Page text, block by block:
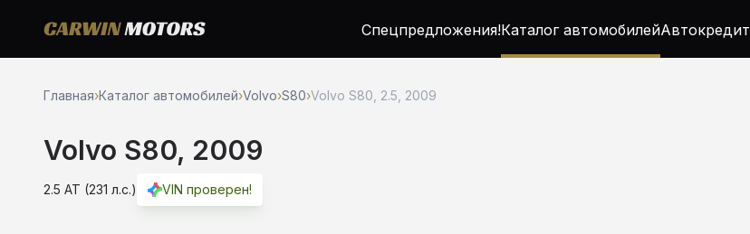
Спецпредложения!Каталог автомобилейАвтокредит
Главная›Каталог автомобилей›Volvo›S80›Volvo S80, 2.5, 2009
Volvo S80, 2009
2.5 AT (231 л.с.) VIN проверен!